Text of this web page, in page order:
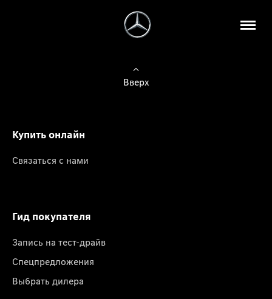
Вверх
Купить онлайн
Связаться с нами
Гид покупателя
Запись на тест-драйв
Спецпредложения
Выбрать дилера